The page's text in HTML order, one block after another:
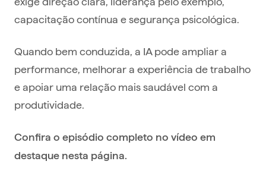
capacitação contínua e segurança psicológica.
Quando bem conduzida, a IA pode ampliar a
performance, melhorar a experiência de trabalho
e apoiar uma relação mais saudável com a
produtividade.
Confira o episódio completo no vídeo em
destaque nesta página.